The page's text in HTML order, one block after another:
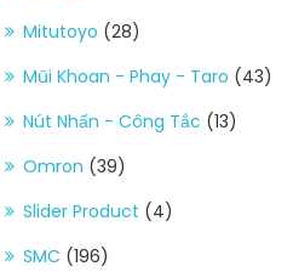
Mitutoyo (28)
Mũi Khoan - Phay - Taro (43)
Nút Nhấn - Công Tắc (13)
Omron (39)
Slider Product (4)
SMC (196)